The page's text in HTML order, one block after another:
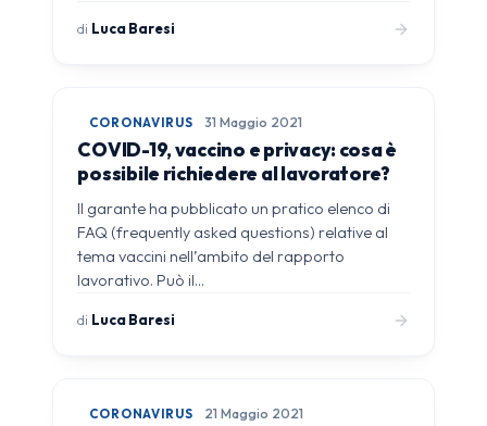
di Luca Baresi
CORONAVIRUS 31 Maggio 2021
COVID-19, vaccino e privacy: cosa è
possibile richiedere al lavoratore?
Il garante ha pubblicato un pratico elenco di
FAQ (frequently asked questions) relative al
tema vaccini nell’ambito del rapporto
lavorativo. Può il…
di Luca Baresi
CORONAVIRUS 21 Maggio 2021